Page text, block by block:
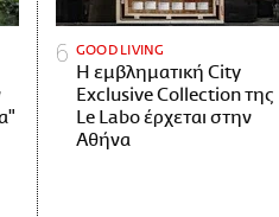
GOOD LIVING
Η εμβληματική City
Exclusive Collection της
Le Labo έρχεται στην
Αθήνα